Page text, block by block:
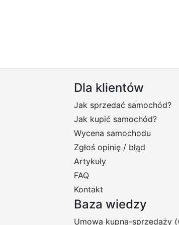
Dla klientów
Jak sprzedać samochód?
Jak kupić samochód?
Wycena samochodu
Zgłoś opinię / błąd
Artykuły
FAQ
Kontakt
Baza wiedzy
Umowa kupna-sprzedaży